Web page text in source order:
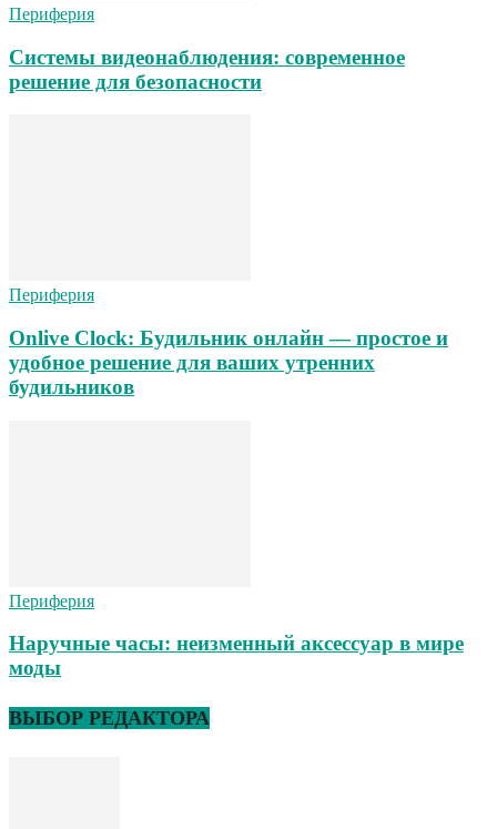
Периферия
Системы видеонаблюдения: современное
решение для безопасности
Периферия
Onlive Clock: Будильник онлайн — простое и
удобное решение для ваших утренних
будильников
Периферия
Наручные часы: неизменный аксессуар в мире
моды
ВЫБОР РЕДАКТОРА